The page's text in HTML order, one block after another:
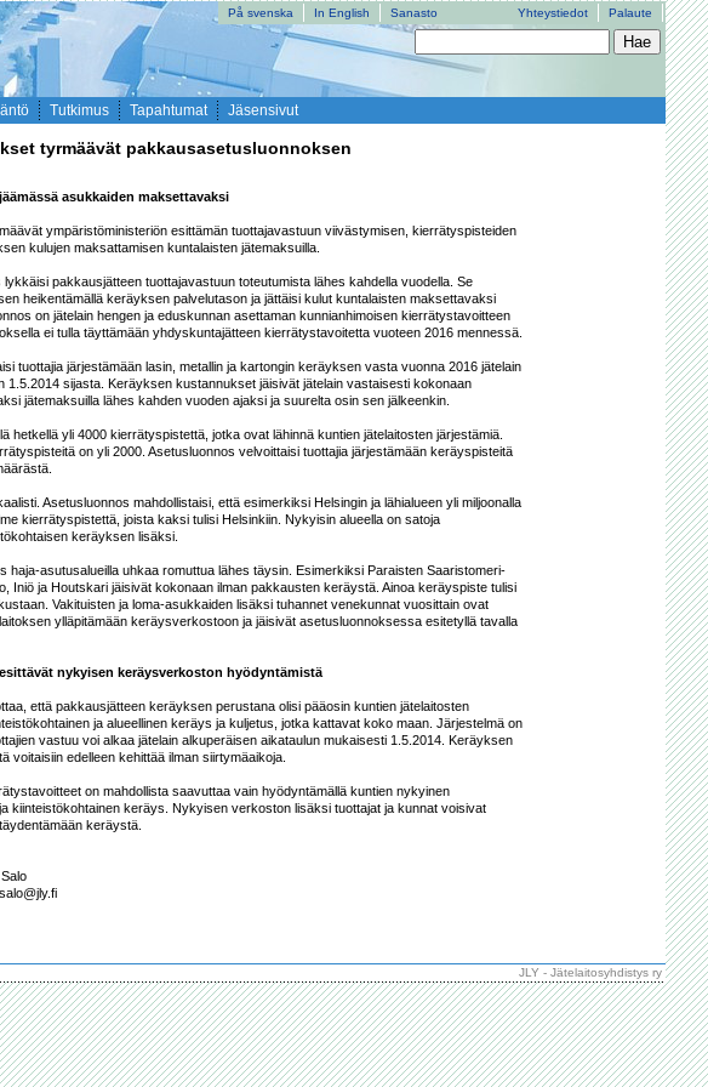
På svenska In English Sanasto Yhteystiedot Palaute
Tutkimus Tapahtumat Jäsensivut
tyrmäävät pakkausasetusluonnoksen
asukkaiden maksettavaksi
ympäristöministeriön esittämän tuottajavastuun viivästymisen, kierrätyspisteiden
kulujen maksattamisen kuntalaisten jätemaksuilla.
pakkausjätteen tuottajavastuun toteutumista lähes kahdella vuodella. Se
heikentämällä keräyksen palvelutason ja jättäisi kulut kuntalaisten maksettavaksi
on jätelain hengen ja eduskunnan asettaman kunnianhimoisen kierrätystavoitteen
ei tulla täyttämään yhdyskuntajätteen kierrätystavoitetta vuoteen 2016 mennessä.
tuottajia järjestämään lasin, metallin ja kartongin keräyksen vasta vuonna 2016 jätelain
1.5.2014 sijasta. Keräyksen kustannukset jäisivät jätelain vastaisesti kokonaan
jätemaksuilla lähes kahden vuoden ajaksi ja suurelta osin sen jälkeenkin.
hetkellä yli 4000 kierrätyspistettä, jotka ovat lähinnä kuntien jätelaitosten järjestämiä.
on yli 2000. Asetusluonnos velvoittaisi tuottajia järjestämään keräyspisteitä
Asetusluonnos mahdollistaisi, että esimerkiksi Helsingin ja lähialueen yli miljoonalla
kierrätyspistettä, joista kaksi tulisi Helsinkiin. Nykyisin alueella on satoja
keräyksen lisäksi.
haja-asutusalueilla uhkaa romuttua lähes täysin. Esimerkiksi Paraisten Saaristomeri-
Iniö ja Houtskari jäisivät kokonaan ilman pakkausten keräystä. Ainoa keräyspiste tulisi
Vakituisten ja loma-asukkaiden lisäksi tuhannet venekunnat vuosittain ovat
ylläpitämään keräysverkostoon ja jäisivät asetusluonnoksessa esitetyllä tavalla
nykyisen keräysverkoston hyödyntämistä
että pakkausjätteen keräyksen perustana olisi pääosin kuntien jätelaitosten
ja alueellinen keräys ja kuljetus, jotka kattavat koko maan. Järjestelmä on
vastuu voi alkaa jätelain alkuperäisen aikataulun mukaisesti 1.5.2014. Keräyksen
voitaisiin edelleen kehittää ilman siirtymäaikoja.
on mahdollista saavuttaa vain hyödyntämällä kuntien nykyinen
kiinteistökohtainen keräys. Nykyisen verkoston lisäksi tuottajat ja kunnat voisivat
keräystä.
JLY - Jätelaitosyhdistys ry